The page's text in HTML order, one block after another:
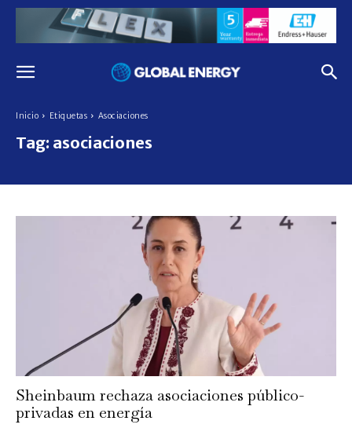
Inicio Etiquetas Asociaciones
Tag: asociaciones
Sheinbaum rechaza asociaciones público-
privadas en energía